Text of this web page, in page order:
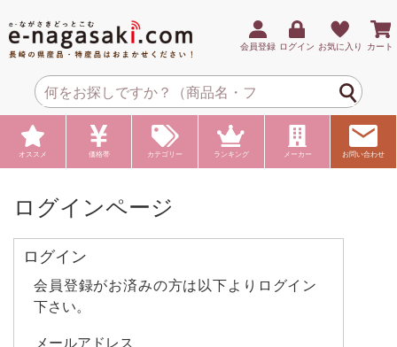
会員登録 ログイン お気に入り カート
オススメ 価格帯 カテゴリー ランキング メーカー お問い合わせ
ログインページ
ログイン
会員登録がお済みの方は以下よりログイン
下さい。
メールアドレス